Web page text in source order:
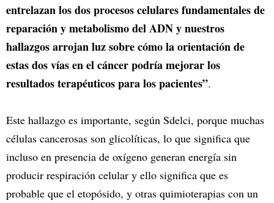
entrelazan los dos procesos celulares fundamentales de
reparación y metabolismo del ADN y nuestros
hallazgos arrojan luz sobre cómo la orientación de
estas dos vías en el cáncer podría mejorar los
resultados terapéuticos para los pacientes”.
Este hallazgo es importante, según Sdelci, porque muchas
células cancerosas son glicolíticas, lo que significa que
incluso en presencia de oxígeno generan energía sin
producir respiración celular y ello significa que es
probable que el etopósido, y otras quimioterapias con un